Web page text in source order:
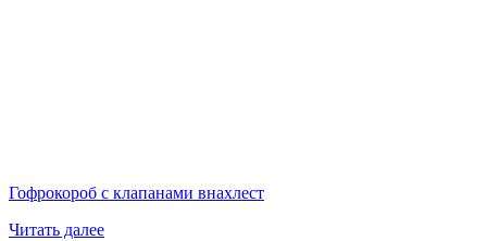
Гофрокороб с клапанами внахлест
Читать далее